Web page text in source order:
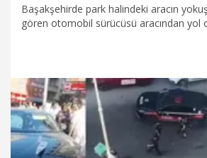
Başakşehirde park halindeki aracın
gören otomobil sürücüsü aracından yol
çevrede bulunan 2 kişi daha yardıma
kamerasına yansıdı.
3.08.2026 Gündem